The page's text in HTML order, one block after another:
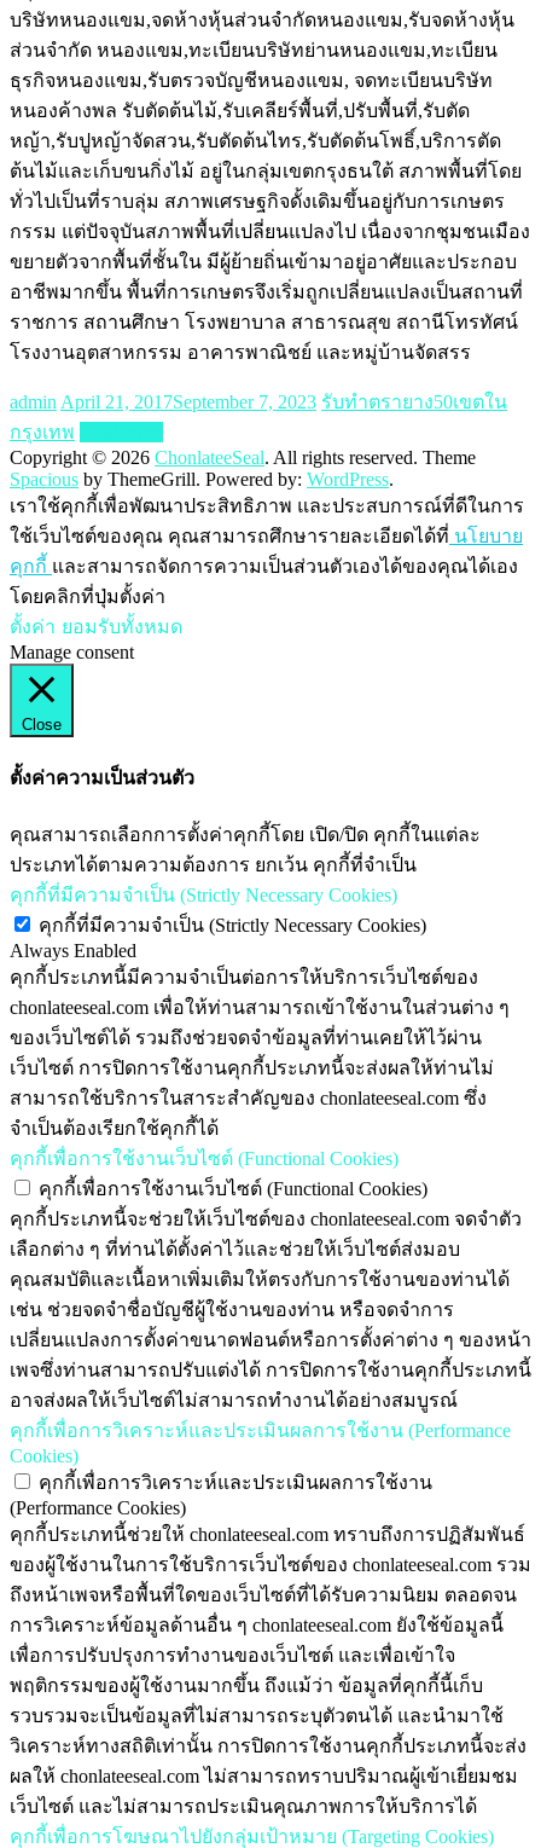
บริษัทหนองแขม,จดห้างหุ้นส่วนจำกัดหนองแขม,รับจดห้างหุ้น
ส่วนจำกัด หนองแขม,ทะเบียนบริษัทย่านหนองแขม,ทะเบียน
ธุรกิจหนองแขม,รับตรวจบัญชีหนองแขม, จดทะเบียนบริษัท
หนองค้างพล รับตัดต้นไม้,รับเคลียร์พื้นที่,ปรับพื้นที่,รับตัด
หญ้า,รับปูหญ้าจัดสวน,รับตัดต้นไทร,รับตัดต้นโพธิ์,บริการตัด
ต้นไม้และเก็บขนกิ่งไม้ อยู่ในกลุ่มเขตกรุงธนใต้ สภาพพื้นที่โดย
ทั่วไปเป็นที่ราบลุ่ม สภาพเศรษฐกิจดั้งเดิมขึ้นอยู่กับการเกษตร
กรรม แต่ปัจจุบันสภาพพื้นที่เปลี่ยนแปลงไป เนื่องจากชุมชนเมือง
ขยายตัวจากพื้นที่ชั้นใน มีผู้ย้ายถิ่นเข้ามาอยู่อาศัยและประกอบ
อาชีพมากขึ้น พื้นที่การเกษตรจึงเริ่มถูกเปลี่ยนแปลงเป็นสถานที่
ราชการ สถานศึกษา โรงพยาบาล สาธารณสุข สถานีโทรทัศน์
โรงงานอุตสาหกรรม อาคารพาณิชย์ และหมู่บ้านจัดสรร
admin April 21, 2017September 7, 2023 รับทำตรายาง50เขตใน
กรุงเทพ
Copyright © 2026 ChonlateeSeal. All rights reserved. Theme
Spacious by ThemeGrill. Powered by: WordPress.
เราใช้คุกกี้เพื่อพัฒนาประสิทธิภาพ และประสบการณ์ที่ดีในการ
ใช้เว็บไซต์ของคุณ คุณสามารถศึกษารายละเอียดได้ที่ นโยบาย
คุกกี้ และสามารถจัดการความเป็นส่วนตัวเองได้ของคุณได้เอง
โดยคลิกที่ปุ่มตั้งค่า
ตั้งค่า ยอมรับทั้งหมด
Manage consent
Close
ตั้งค่าความเป็นส่วนตัว
คุณสามารถเลือกการตั้งค่าคุกกี้โดย เปิด/ปิด คุกกี้ในแต่ละ
ประเภทได้ตามความต้องการ ยกเว้น คุกกี้ที่จำเป็น
คุกกี้ที่มีความจำเป็น (Strictly Necessary Cookies)
คุกกี้ที่มีความจำเป็น (Strictly Necessary Cookies)
Always Enabled
คุกกี้ประเภทนี้มีความจำเป็นต่อการให้บริการเว็บไซต์ของ
chonlateeseal.com เพื่อให้ท่านสามารถเข้าใช้งานในส่วนต่าง ๆ
ของเว็บไซต์ได้ รวมถึงช่วยจดจำข้อมูลที่ท่านเคยให้ไว้ผ่าน
เว็บไซต์ การปิดการใช้งานคุกกี้ประเภทนี้จะส่งผลให้ท่านไม่
สามารถใช้บริการในสาระสำคัญของ chonlateeseal.com ซึ่ง
จำเป็นต้องเรียกใช้คุกกี้ได้
คุกกี้เพื่อการใช้งานเว็บไซต์ (Functional Cookies)
คุกกี้เพื่อการใช้งานเว็บไซต์ (Functional Cookies)
คุกกี้ประเภทนี้จะช่วยให้เว็บไซต์ของ chonlateeseal.com จดจำตัว
เลือกต่าง ๆ ที่ท่านได้ตั้งค่าไว้และช่วยให้เว็บไซต์ส่งมอบ
คุณสมบัติและเนื้อหาเพิ่มเติมให้ตรงกับการใช้งานของท่านได้
เช่น ช่วยจดจำชื่อบัญชีผู้ใช้งานของท่าน หรือจดจำการ
เปลี่ยนแปลงการตั้งค่าขนาดฟอนต์หรือการตั้งค่าต่าง ๆ ของหน้า
เพจซึ่งท่านสามารถปรับแต่งได้ การปิดการใช้งานคุกกี้ประเภทนี้
อาจส่งผลให้เว็บไซต์ไม่สามารถทำงานได้อย่างสมบูรณ์
คุกกี้เพื่อการวิเคราะห์และประเมินผลการใช้งาน (Performance
Cookies)
คุกกี้เพื่อการวิเคราะห์และประเมินผลการใช้งาน
(Performance Cookies)
คุกกี้ประเภทนี้ช่วยให้ chonlateeseal.com ทราบถึงการปฏิสัมพันธ์
ของผู้ใช้งานในการใช้บริการเว็บไซต์ของ chonlateeseal.com รวม
ถึงหน้าเพจหรือพื้นที่ใดของเว็บไซต์ที่ได้รับความนิยม ตลอดจน
การวิเคราะห์ข้อมูลด้านอื่น ๆ chonlateeseal.com ยังใช้ข้อมูลนี้
เพื่อการปรับปรุงการทำงานของเว็บไซต์ และเพื่อเข้าใจ
พฤติกรรมของผู้ใช้งานมากขึ้น ถึงแม้ว่า ข้อมูลที่คุกกี้นี้เก็บ
รวบรวมจะเป็นข้อมูลที่ไม่สามารถระบุตัวตนได้ และนำมาใช้
วิเคราะห์ทางสถิติเท่านั้น การปิดการใช้งานคุกกี้ประเภทนี้จะส่ง
ผลให้ chonlateeseal.com ไม่สามารถทราบปริมาณผู้เข้าเยี่ยมชม
เว็บไซต์ และไม่สามารถประเมินคุณภาพการให้บริการได้
คุกกี้เพื่อการโฆษณาไปยังกลุ่มเป้าหมาย (Targeting Cookies)